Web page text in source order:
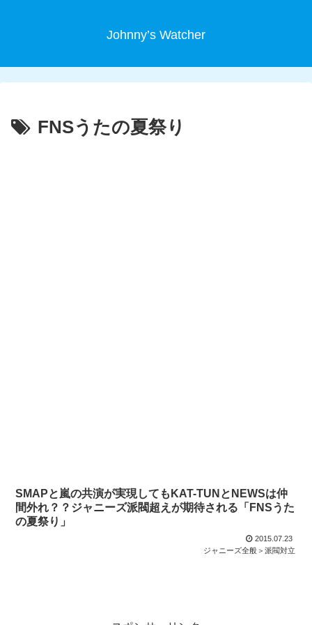
Johnny’s Watcher
FNSうたの夏祭り
SMAPと嵐の共演が実現してもKAT-TUNとNEWSは仲
間外れ？？ジャニーズ派閥超えが期待される「FNSうた
の夏祭り」
2015.07.23
ジャニーズ全般＞派閥対立